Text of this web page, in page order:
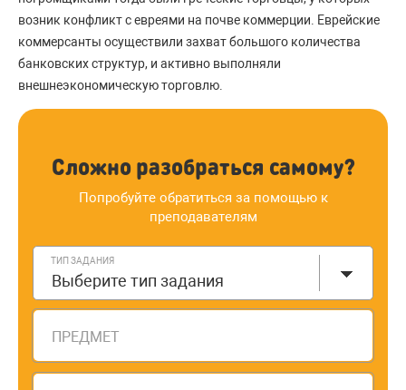
возник конфликт с евреями на почве коммерции. Еврейские
коммерсанты осуществили захват большого количества
банковских структур, и активно выполняли
внешнеэкономическую торговлю.
Сложно разобраться самому?
Попробуйте обратиться за помощью к
преподавателям
ТИП ЗАДАНИЯ
Выберите тип задания
ПРЕДМЕТ